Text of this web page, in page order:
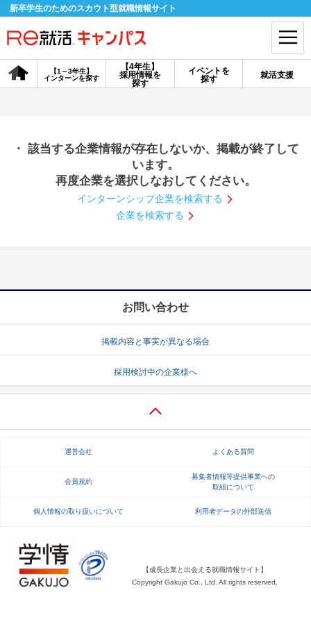
新卒学生のためのスカウト型就職情報サイト
【4年生】
採用情報を
探す
【1～3年生】
インターンを探す
イベントを
探す
就活支援
会員登録 ログイン
探す
【4年生】
説明会を探す
インターンを探す
就活ノウハウ・サポート
就活支援
就活ノウハウが満載！ お役立ち記事・相談室など
適職診断 就活チャンネル
・ 該当する企業情報が存在しないか、掲載が終了して
います。
再度企業を選択しなおしてください。
インターンシップ企業を検索する
企業を検索する
お問い合わせ
掲載内容と事実が異なる場合
採用検討中の企業様へ
運営会社 よくある質問
会員規約
募集者情報等提供事業への
取組について
個人情報の取り扱いについて 利用者データの外部送信
【成長企業と出会える就職情報サイト】
Copyright Gakujo Co., Ltd. All rights reserved.